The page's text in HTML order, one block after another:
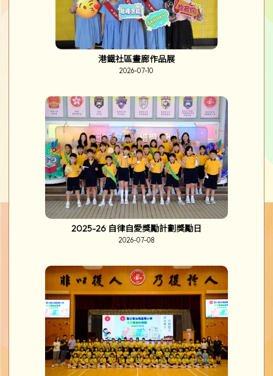
港鐵社區畫廊作品展
2026-07-10
2025-26 自律自愛獎勵計劃獎勵日
2026-07-08